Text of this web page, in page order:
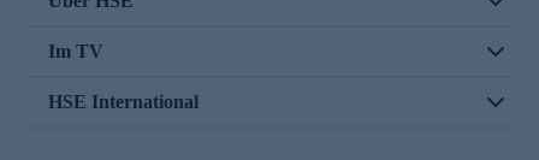
Im TV
HSE International